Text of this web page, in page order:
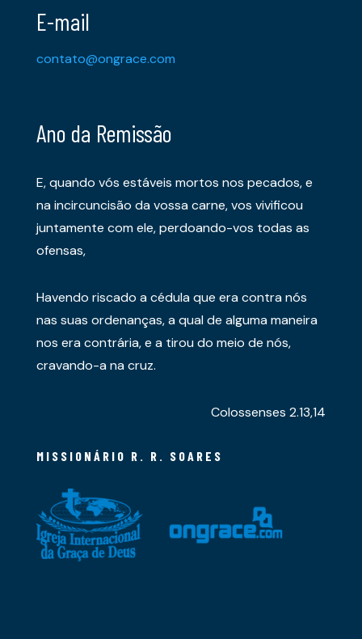
E-mail
contato@ongrace.com
Ano da Remissão
E, quando vós estáveis mortos nos pecados, e
na incircuncisão da vossa carne, vos vivificou
juntamente com ele, perdoando-vos todas as
ofensas,
Havendo riscado a cédula que era contra nós
nas suas ordenanças, a qual de alguma maneira
nos era contrária, e a tirou do meio de nós,
cravando-a na cruz.
Colossenses 2.13,14
MISSIONÁRIO R. R. SOARES